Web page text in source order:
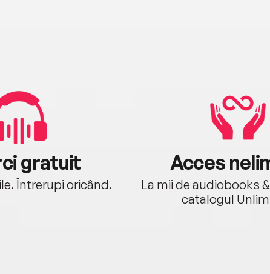
gratuit
Întrerupi oricând.
Acces
La mii de audiobooks
catalogul